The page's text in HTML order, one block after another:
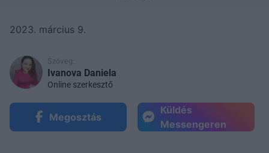
2023. március 9.
Szöveg:
Ivanova Daniela
Online szerkesztő
Megosztás
Küldés
Messengeren